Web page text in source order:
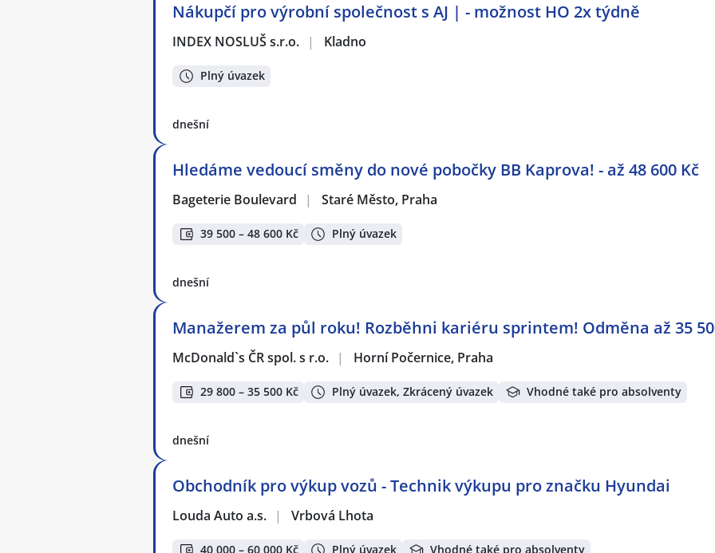
Nákupčí pro výrobní společnost s AJ | - možnost HO 2x týdně
INDEX NOSLUŠ s.r.o. | Kladno
Plný úvazek
dnešní
Hledáme vedoucí směny do nové pobočky BB Kaprova! - až 48 600 Kč
Bageterie Boulevard | Staré Město, Praha
39 500 – 48 600 Kč Plný úvazek
dnešní
Manažerem za půl roku! Rozběhni kariéru sprintem! Odměna až 35
McDonald`s ČR spol. s r.o. | Horní Počernice, Praha
29 800 – 35 500 Kč Plný úvazek, Zkrácený úvazek Vhodné také pro absolventy
dnešní
Obchodník pro výkup vozů - Technik výkupu pro značku Hyundai
Louda Auto a.s. | Vrbová Lhota
40 000 – 60 000 Kč Plný úvazek Vhodné také pro absolventy